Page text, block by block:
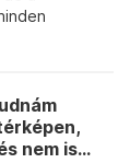
nem is...